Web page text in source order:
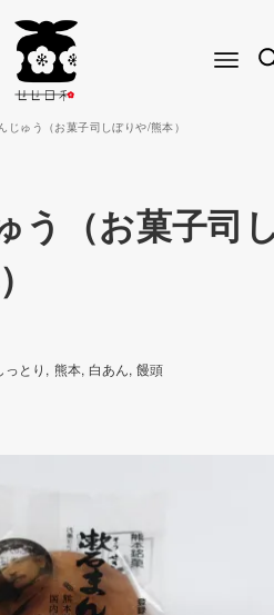
じゅう（お菓子司しぼりや/熊本）
う（お菓子司
っとり 熊本 白あん 饅頭